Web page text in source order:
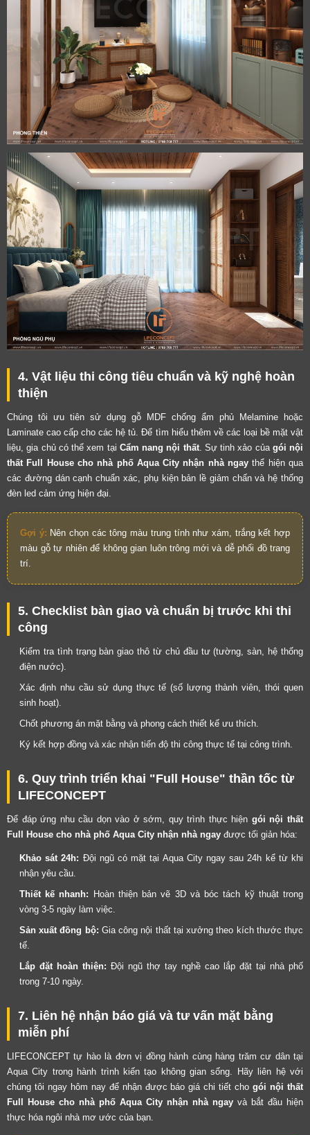
4. Vật liệu thi công tiêu chuẩn và kỹ nghệ hoàn
thiện
Chúng tôi ưu tiên sử dụng gỗ MDF chống ẩm phủ Melamine hoặc
Laminate cao cấp cho các hệ tủ. Để tìm hiểu thêm về các loại bề mặt vật
liệu, gia chủ có thể xem tại Cẩm nang nội thất. Sự tinh xảo của gói nội
thất Full House cho nhà phố Aqua City nhận nhà ngay thể hiện qua
các đường dán cạnh chuẩn xác, phụ kiện bản lề giảm chấn và hệ thống
đèn led cảm ứng hiện đại.
Gợi ý: Nên chọn các tông màu trung tính như xám, trắng kết hợp
màu gỗ tự nhiên để không gian luôn trông mới và dễ phối đồ trang
trí.
5. Checklist bàn giao và chuẩn bị trước khi thi
công
Kiểm tra tình trạng bàn giao thô từ chủ đầu tư (tường, sàn, hệ thống
điện nước).
Xác định nhu cầu sử dụng thực tế (số lượng thành viên, thói quen
sinh hoạt).
Chốt phương án mặt bằng và phong cách thiết kế ưu thích.
Ký kết hợp đồng và xác nhận tiến độ thi công thực tế tại công trình.
6. Quy trình triển khai "Full House" thần tốc từ
LIFECONCEPT
Để đáp ứng nhu cầu dọn vào ở sớm, quy trình thực hiện gói nội thất
Full House cho nhà phố Aqua City nhận nhà ngay được tối giản hóa:
Khảo sát 24h: Đội ngũ có mặt tại Aqua City ngay sau 24h kể từ khi
nhận yêu cầu.
Thiết kế nhanh: Hoàn thiện bản vẽ 3D và bóc tách kỹ thuật trong
vòng 3-5 ngày làm việc.
Sản xuất đồng bộ: Gia công nội thất tại xưởng theo kích thước thực
tế.
Lắp đặt hoàn thiện: Đội ngũ thợ tay nghề cao lắp đặt tại nhà phố
trong 7-10 ngày.
7. Liên hệ nhận báo giá và tư vấn mặt bằng
miễn phí
LIFECONCEPT tự hào là đơn vị đồng hành cùng hàng trăm cư dân tại
Aqua City trong hành trình kiến tạo không gian sống. Hãy liên hệ với
chúng tôi ngay hôm nay để nhận được báo giá chi tiết chogói nội thất
Full House cho nhà phố Aqua City nhận nhà ngay và bắt đầu hiện
thực hóa ngôi nhà mơ ước của bạn.